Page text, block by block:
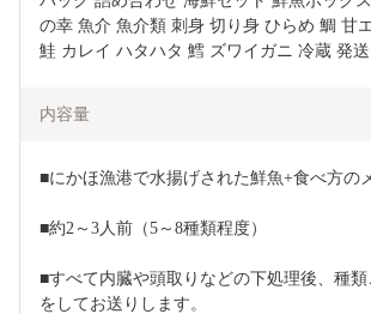
の幸 魚介 魚介類 刺身 切り身 ひらめ 鯛 甘
鮭 カレイ ハタハタ 鱈 ズワイガニ 冷蔵 発
内容量
■にかほ漁港で水揚げされた鮮魚+食べ方の
■約2～3人前（5～8種類程度）
■すべて内臓や頭取りなどの下処理後、種
をしてお送りします。